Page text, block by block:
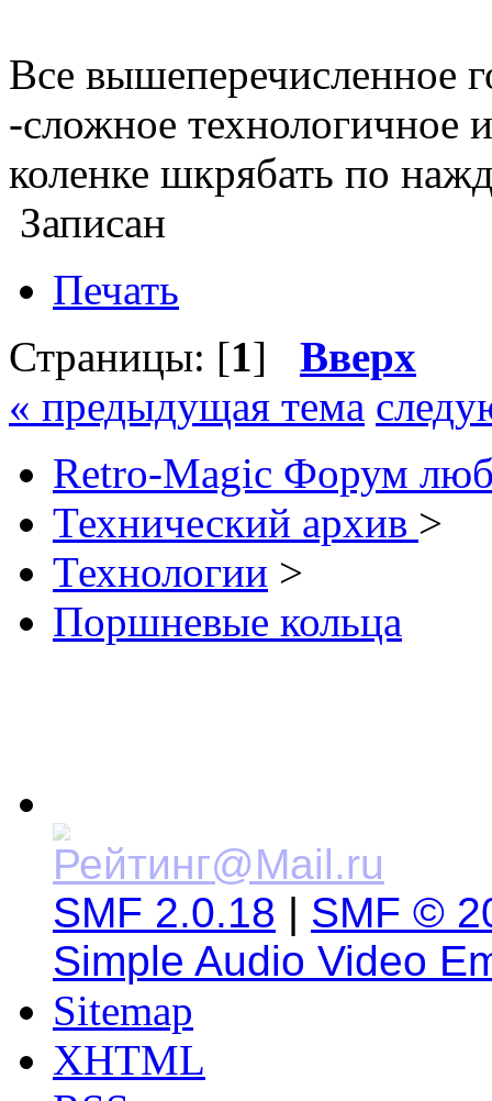
Все вышеперечисленное
-сложное технологичное
коленке шкрябать по
Записан
Печать
Страницы: [1] Вверх
« предыдущая тема
Retro-Magic Форум
Технический архив >
Технологии >
Поршневые кольца
SMF 2.0.18 | SMF ©
Simple Audio Video
Sitemap
XHTML